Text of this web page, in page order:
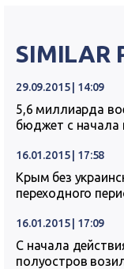
SIMILAR
29.09.2015 | 14:09
5,6 миллиарда
бюджет с начала
16.01.2015 | 17:58
Крым без
переходного
16.01.2015 | 17:09
С начала
полуостров